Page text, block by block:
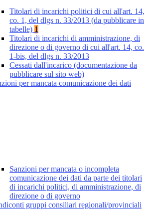
Titolari di incarichi politici di cui all'art. 14,
co. 1, del dlgs n. 33/2013 (da pubblicare in
tabelle) 1
Titolari di incarichi di amministrazione, di
direzione o di governo di cui all'art. 14, co.
1-bis, del dlgs n. 33/2013
Cessati dall'incarico (documentazione da
pubblicare sul sito web)
per mancata comunicazione dei dati
Sanzioni per mancata o incompleta
comunicazione dei dati da parte dei titolari
di incarichi politici, di amministrazione, di
direzione o di governo
gruppi consiliari regionali/provinciali